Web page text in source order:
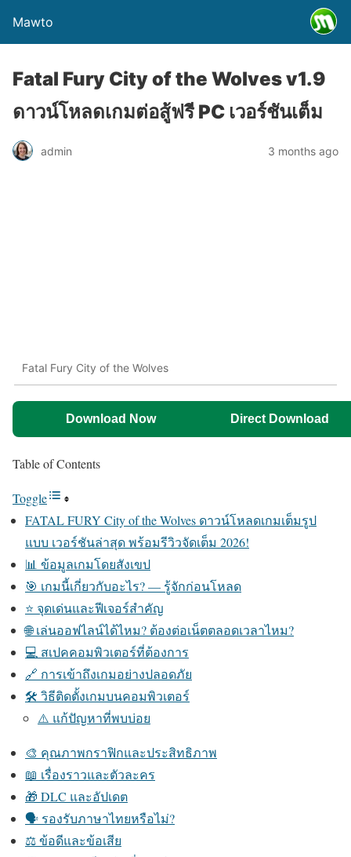
Mawto
Fatal Fury City of the Wolves v1.9
ดาวน์โหลดเกมต่อสู้ฟรี PC เวอร์ชันเต็ม
admin 3 months ago
Fatal Fury City of the Wolves
Download Now Direct Download
Table of Contents
Toggle
FATAL FURY City of the Wolves ดาวน์โหลดเกมเต็มรูป
แบบ เวอร์ชันล่าสุด พร้อมรีวิวจัดเต็ม 2026!
📊 ข้อมูลเกมโดยสังเขป
🎯 เกมนี้เกี่ยวกับอะไร? — รู้จักก่อนโหลด
⭐ จุดเด่นและฟีเจอร์สำคัญ
🌐 เล่นออฟไลน์ได้ไหม? ต้องต่อเน็ตตลอดเวลาไหม?
💻 สเปคคอมพิวเตอร์ที่ต้องการ
🔗 การเข้าถึงเกมอย่างปลอดภัย
🛠️ วิธีติดตั้งเกมบนคอมพิวเตอร์
⚠️ แก้ปัญหาที่พบบ่อย
🎨 คุณภาพกราฟิกและประสิทธิภาพ
📖 เรื่องราวและตัวละคร
🎁 DLC และอัปเดต
🗣️ รองรับภาษาไทยหรือไม่?
⚖️ ข้อดีและข้อเสีย